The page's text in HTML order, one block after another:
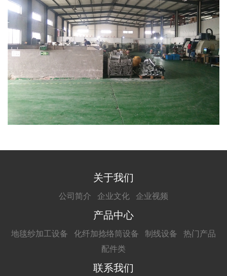
关于我们
公司简介 企业文化 企业视频
产品中心
地毯纱加工设备 化纤加捻络筒设备 制线设备
热门产品
配件类
联系我们